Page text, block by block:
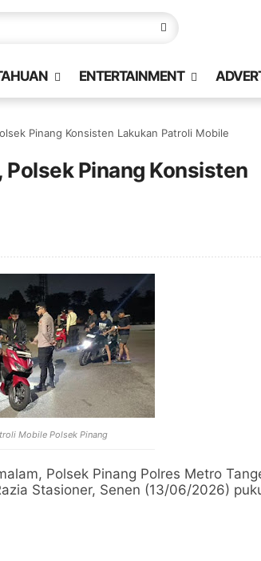
ENTERTAINMENT
Pinang Konsisten Lakukan Patroli Mobile
Pinang Konsisten
Mobile Polsek Pinang
Polsek Pinang Polres Metro
Stasioner, Senen (13/06/2026)